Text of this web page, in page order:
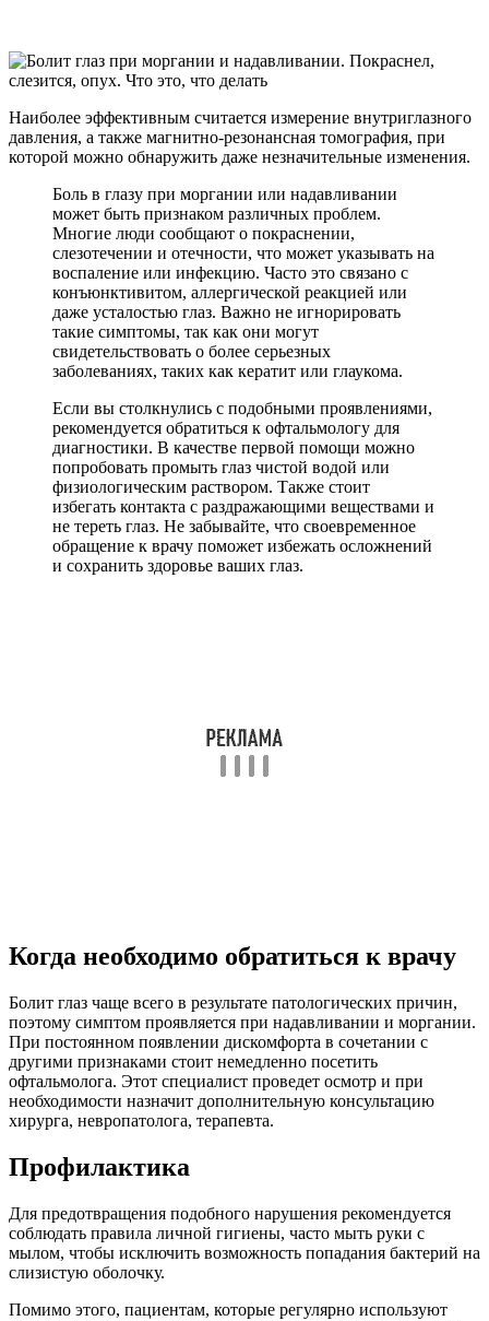
Наиболее эффективным считается измерение внутриглазного
давления, а также магнитно-резонансная томография, при
которой можно обнаружить даже незначительные изменения.
Боль в глазу при моргании или надавливании
может быть признаком различных проблем.
Многие люди сообщают о покраснении,
слезотечении и отечности, что может указывать на
воспаление или инфекцию. Часто это связано с
конъюнктивитом, аллергической реакцией или
даже усталостью глаз. Важно не игнорировать
такие симптомы, так как они могут
свидетельствовать о более серьезных
заболеваниях, таких как кератит или глаукома.
Если вы столкнулись с подобными проявлениями,
рекомендуется обратиться к офтальмологу для
диагностики. В качестве первой помощи можно
попробовать промыть глаз чистой водой или
физиологическим раствором. Также стоит
избегать контакта с раздражающими веществами и
не тереть глаз. Не забывайте, что своевременное
обращение к врачу поможет избежать осложнений
и сохранить здоровье ваших глаз.
Когда необходимо обратиться к врачу
Болит глаз чаще всего в результате патологических причин,
поэтому симптом проявляется при надавливании и моргании.
При постоянном появлении дискомфорта в сочетании с
другими признаками стоит немедленно посетить
офтальмолога. Этот специалист проведет осмотр и при
необходимости назначит дополнительную консультацию
хирурга, невропатолога, терапевта.
Профилактика
Для предотвращения подобного нарушения рекомендуется
соблюдать правила личной гигиены, часто мыть руки с
мылом, чтобы исключить возможность попадания бактерий на
слизистую оболочку.
Помимо этого, пациентам, которые регулярно используют